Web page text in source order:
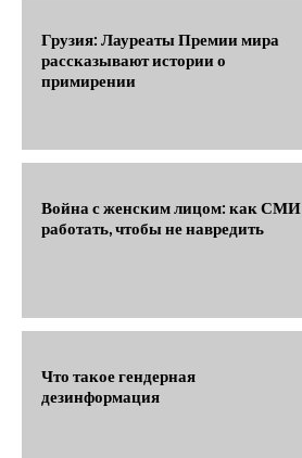
Грузия: Лауреаты Премии мира
рассказывают истории о
примирении
Война с женским лицом: как СМИ
работать, чтобы не навредить
Что такое гендерная
дезинформация